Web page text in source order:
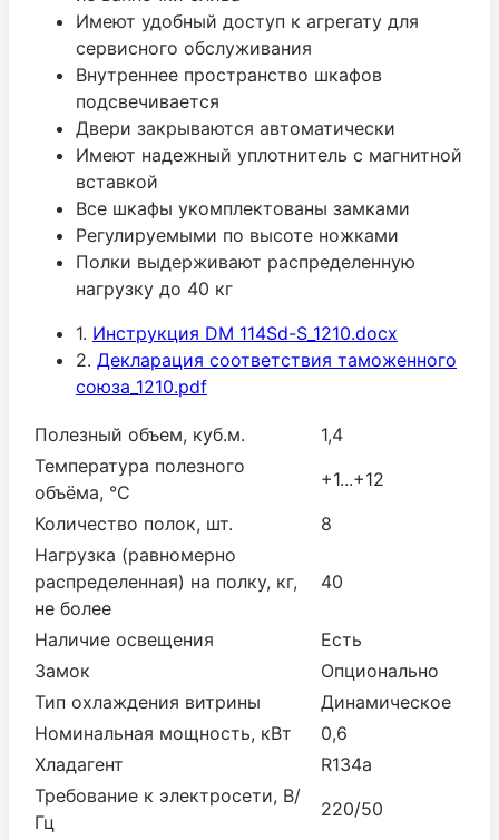
Имеют удобный доступ к агрегату для
сервисного обслуживания
Внутреннее пространство шкафов
подсвечивается
Двери закрываются автоматически
Имеют надежный уплотнитель с магнитной
вставкой
Все шкафы укомплектованы замками
Регулируемыми по высоте ножками
Полки выдерживают распределенную
нагрузку до 40 кг
1. Инструкция DM 114Sd-S_1210.docx
2. Декларация соответствия таможенного
союза_1210.pdf
Полезный объем, куб.м.
1,4
Температура полезного
объёма, °С
+1...+12
Количество полок, шт.
8
Нагрузка (равномерно
распределенная) на полку, кг,
не более
40
Наличие освещения
Есть
Замок
Опционально
Тип охлаждения витрины
Динамическое
Номинальная мощность, кВт
0,6
Хладагент
R134a
Требование к электросети, В/
Гц
220/50